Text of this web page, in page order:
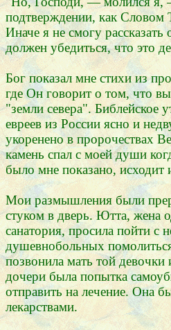
подтверждении, как Словом
Иначе я не смогу
должен убедиться, что это
Бог показал мне стихи из
где Он говорит о том, что
"земли севера". Библейское
евреев из России ясно и
укоренено в пророчествах
камень спал с моей души
было мне показано, исходит
Мои размышления были
стуком в дверь. Ютта, жена
санатория, просила пойти с
душевнобольных
позвонила мать той
дочери была попытка
отправить на лечение. Она
лекарствами.